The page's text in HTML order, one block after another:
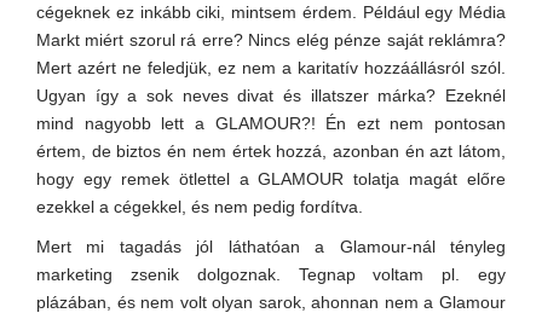
cégeknek ez inkább ciki, mintsem érdem. Például egy Média
Markt miért szorul rá erre? Nincs elég pénze saját reklámra?
Mert azért ne feledjük, ez nem a karitatív hozzáállásról szól.
Ugyan így a sok neves divat és illatszer márka? Ezeknél
mind nagyobb lett a GLAMOUR?! Én ezt nem pontosan
értem, de biztos én nem értek hozzá, azonban én azt látom,
hogy egy remek ötlettel a GLAMOUR tolatja magát előre
ezekkel a cégekkel, és nem pedig fordítva.
Mert mi tagadás jól láthatóan a Glamour-nál tényleg
marketing zsenik dolgoznak. Tegnap voltam pl. egy
plázában, és nem volt olyan sarok, ahonnan nem a Glamour